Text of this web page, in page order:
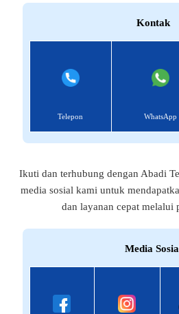
Kontak
Telepon WhatsApp
Ikuti dan terhubung dengan Abadi
media sosial kami untuk
dan layanan cepat melalui
Media